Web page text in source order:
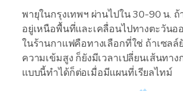
พายุในกรุงเทพฯ ผ่านไปใน 30-90 น. ถ้
อยู่เหนือพื้นที่และเคลื่อนไปทางตะวันอ
ในร้านกาแฟคือทางเลือกที่ใช่ ถ้าเซลล์
ความเข้มสูง ก็ยังมีเวลาเปลี่ยนเส้นทา
แบบนี้ทำได้ก็ต่อเมื่อมีแผนที่เรียลไทม์